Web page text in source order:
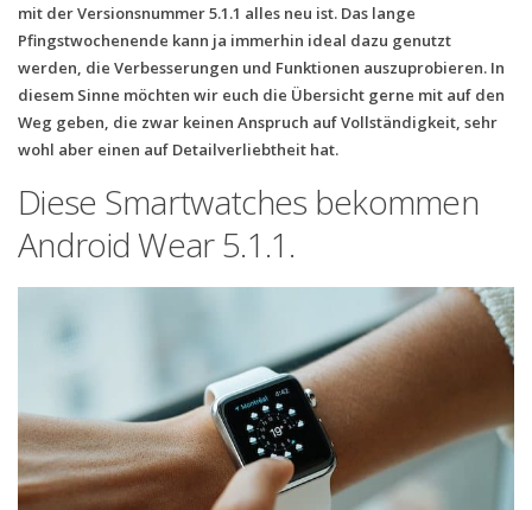
Datentarife
o2
Smartphonetarife
Prepaid-Tarife
Datentarife
Flatrate-Prepaidtarife
mit der Versionsnummer 5.1.1 alles neu ist. Das lange
Pfingstwochenende kann ja immerhin ideal dazu genutzt
werden, die Verbesserungen und Funktionen auszuprobieren. In
diesem Sinne möchten wir euch die Übersicht gerne mit auf den
Weg geben, die zwar keinen Anspruch auf Vollständigkeit, sehr
wohl aber einen auf Detailverliebtheit hat.
Diese Smartwatches bekommen
Android Wear 5.1.1.